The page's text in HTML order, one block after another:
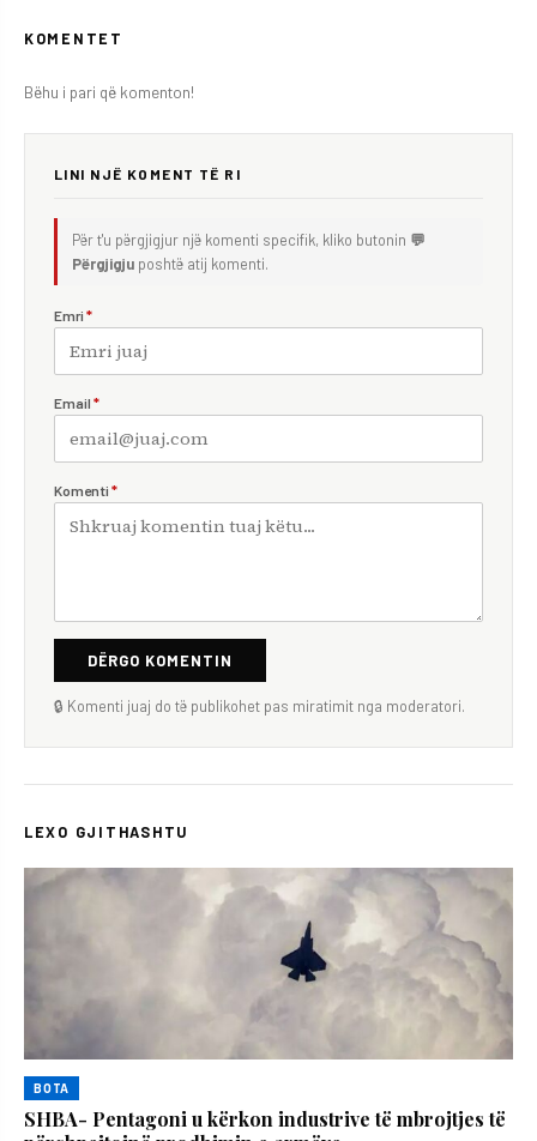
KOMENTET
Bëhu i pari që komenton!
LINI NJË KOMENT TË RI
Për t'u përgjigjur një komenti specifik, kliko butonin 💬
Përgjigju poshtë atij komenti.
Emri *
Email *
Komenti *
DËRGO KOMENTIN
🔒 Komenti juaj do të publikohet pas miratimit nga moderatori.
LEXO GJITHASHTU
BOTA
SHBA- Pentagoni u kërkon industrive të mbrojtjes të